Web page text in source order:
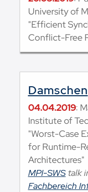
University of
"Efficient
Conflict-Free
Damschen
04.04.2019:
Institute of
"Worst-Case
for Runtime-
Architectures"
MPI-SWStalk
Fachbereich